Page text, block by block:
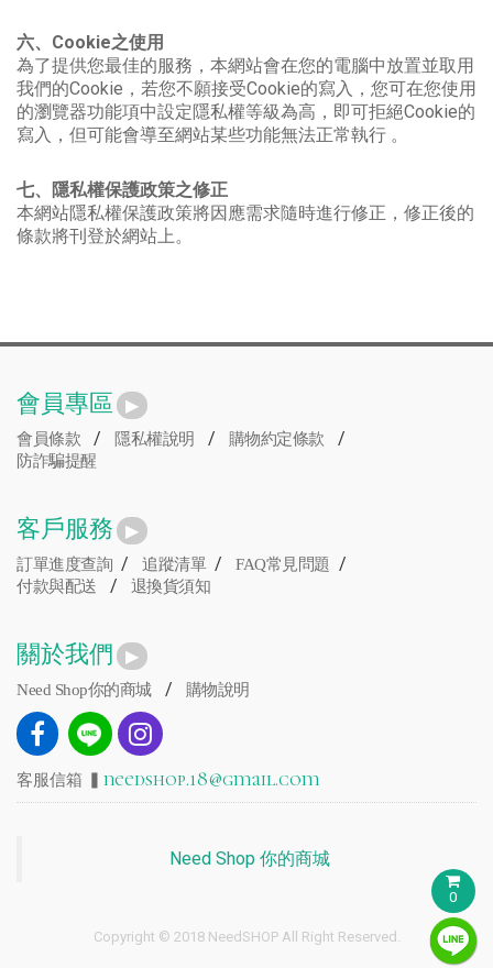
六、Cookie之使用
為了提供您最佳的服務，本網站會在您的電腦中放置並取用
我們的Cookie，若您不願接受Cookie的寫入，您可在您使用
的瀏覽器功能項中設定隱私權等級為高，即可拒絕Cookie的
寫入，但可能會導至網站某些功能無法正常執行 。
七、隱私權保護政策之修正
本網站隱私權保護政策將因應需求隨時進行修正，修正後的
條款將刊登於網站上。
0
會員專區
會員條款 / 隱私權說明 / 購物約定條款 /
防詐騙提醒
客戶服務
訂單進度查詢 / 追蹤清單 / FAQ常見問題 /
付款與配送 / 退換貨須知
關於我們
Need Shop你的商城 / 購物說明
客服信箱 ▍ needshop.18@gmail.com
Need Shop 你的商城
Copyright © 2018 NeedSHOP All Right Reserved.